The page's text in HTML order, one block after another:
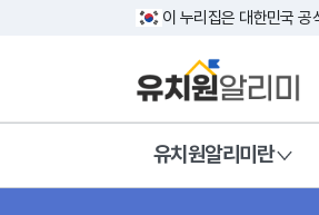
이 누리집은 대한민국 공
유치원알리미란